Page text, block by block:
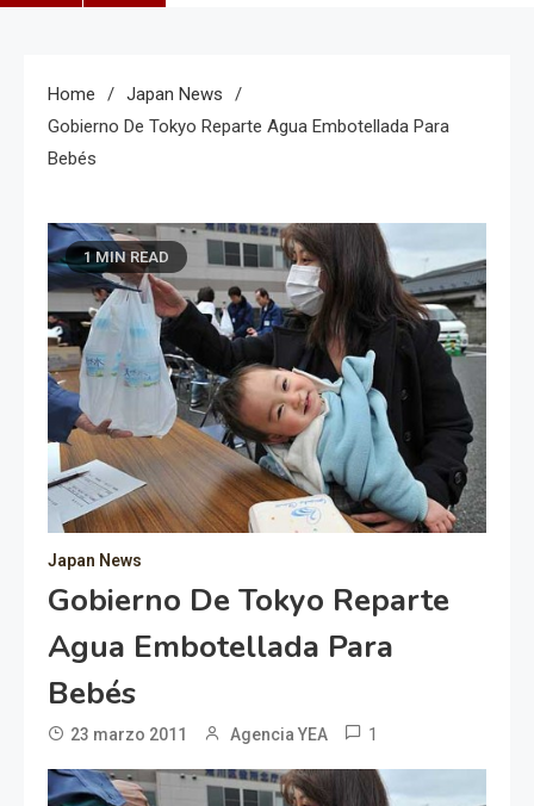
Home
Japan News
Gobierno De Tokyo Reparte Agua Embotellada Para
Bebés
1 MIN READ
Japan News
Gobierno De Tokyo Reparte
Agua Embotellada Para
Bebés
23 marzo 2011 Agencia YEA 1